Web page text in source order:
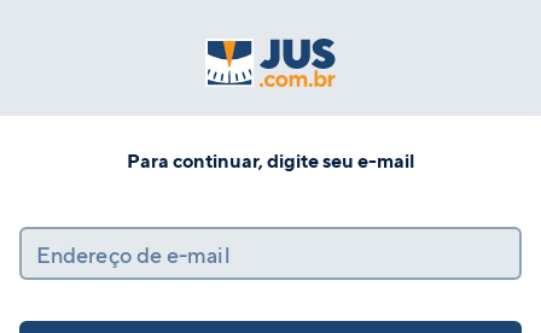
Para continuar, digite seu e-mail
Endereço de e-mail